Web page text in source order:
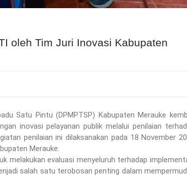
oleh Tim Juri Inovasi Kabupaten
Satu Pintu (DPMPTSP) Kabupaten Merauke
inovasi pelayanan publik melalui penilaian
penilaian ini dilaksanakan pada 18 November
Merauke.
melakukan evaluasi menyeluruh terhadap
salah satu terobosan penting dalam